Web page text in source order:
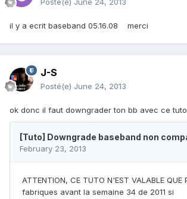
il y a ecrit baseband 05.16.08 merci
J-S
Posté(e) June 24, 2013
ok donc il faut downgrader ton bb avec ce tuto